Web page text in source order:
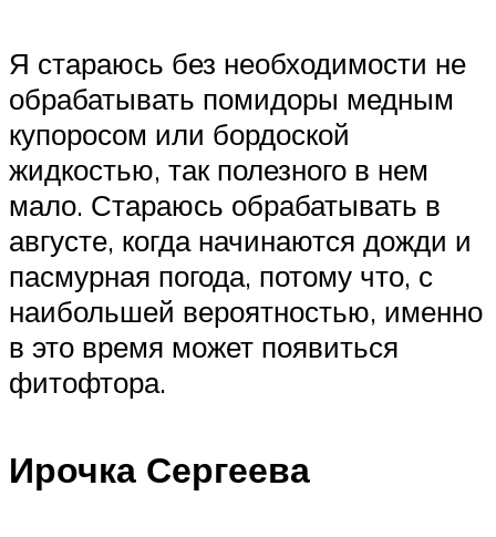
Я стараюсь без необходимости не
обрабатывать помидоры медным
купоросом или бордоской
жидкостью, так полезного в нем
мало. Стараюсь обрабатывать в
августе, когда начинаются дожди и
пасмурная погода, потому что, с
наибольшей вероятностью, именно
в это время может появиться
фитофтора.
Ирочка Сергеева